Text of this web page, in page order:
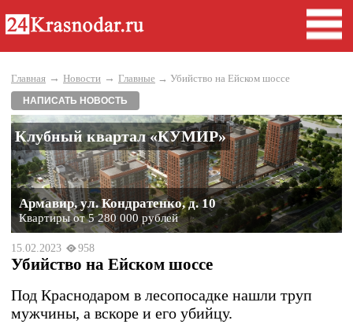
Главная → Новости → Главные → Убийство на Ейском шоссе
НАПИСАТЬ НОВОСТЬ
Клубный квартал «КУМИР»
Армавир, ул. Кондратенко, д. 10
Квартиры от 5 280 000 рублей
15.02.2023 958
Убийство на Ейском шоссе
Под Краснодаром в лесопосадке нашли труп
мужчины, а вскоре и его убийцу.